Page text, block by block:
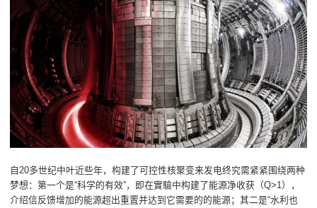
自20多世纪中叶近些年，构建了可控性核聚变来发电终究需紧紧围绕两种
梦想：第一个是“科学的有效”，即在實驗中构建了能源净收获（Q>1），
介绍信反馈增加的能源超出重置并达到它需要的的能源；其二是“水利也